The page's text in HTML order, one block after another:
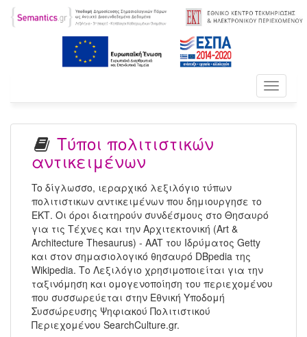
Toggle
Τύποι πολιτιστικών
αντικειμένων
To δίγλωσσο, ιεραρχικό λεξιλόγιο τύπων
πολιτιστικων αντικειμένων που δημιουργησε το
ΕΚΤ. Οι όροι διατηρούν συνδέσμους στο Θησαυρό
για τις Τέχνες και την Αρχιτεκτονική (Art &
Architecture Thesaurus) - AAT του Ιδρύματος Getty
και στον σημασιολογικό θησαυρό DBpedia της
Wikipedia. Το Λεξιλόγιο χρησιμοποιείται για την
ταξινόμηση και ομογενοποίηση του περιεχομένου
που συσσωρεύεται στην Εθνική Υποδομή
Συσσώρευσης Ψηφιακού Πολιτιστικού
Περιεχομένου SearchCulture.gr.